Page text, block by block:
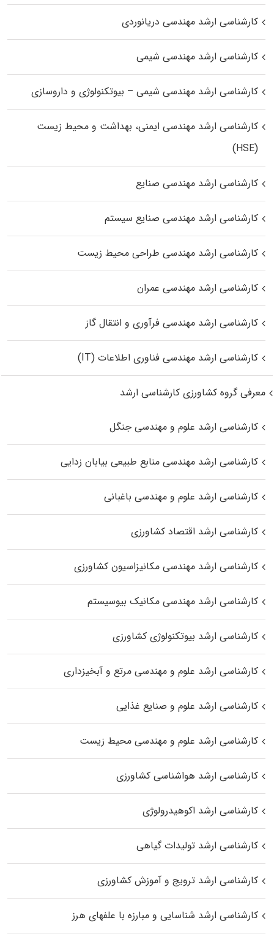
کارشناسی ارشد مهندسی دریانوردی
کارشناسی ارشد مهندسی شیمی
کارشناسی ارشد مهندسی شیمی – بیوتکنولوژی و داروسازی
کارشناسی ارشد مهندسی ایمنی، بهداشت و محیط زیست
(HSE)
کارشناسی ارشد مهندسی صنایع
کارشناسی ارشد مهندسی صنایع سیستم
کارشناسی ارشد مهندسی طراحی محیط زیست
کارشناسی ارشد مهندسی عمران
کارشناسی ارشد مهندسی فرآوری و انتقال گاز
کارشناسی ارشد مهندسی فناوری اطلاعات (IT)
معرفی گروه کشاورزی کارشناسی ارشد
کارشناسی ارشد علوم و مهندسی جنگل
کارشناسی ارشد مهندسی منابع طبیعی بیابان زدایی
کارشناسی ارشد علوم و مهندسی باغبانی
کارشناسی ارشد اقتصاد کشاورزی
کارشناسی ارشد مهندسی مکانیزاسیون کشاورزی
کارشناسی ارشد مهندسی مکانیک بیوسیستم
کارشناسی ارشد بیوتکنولوژی کشاورزی
کارشناسی ارشد علوم و مهندسی مرتع و آبخیزداری
کارشناسی ارشد علوم و صنایع غذایی
کارشناسی ارشد علوم و مهندسی محیط زیست
کارشناسی ارشد هواشناسی کشاورزی
کارشناسی ارشد اکوهیدرولوژی
کارشناسی ارشد تولیدات گیاهی
کارشناسی ارشد ترویج و آموزش کشاورزی
کارشناسی ارشد شناسایی و مبارزه با علفهای هرز